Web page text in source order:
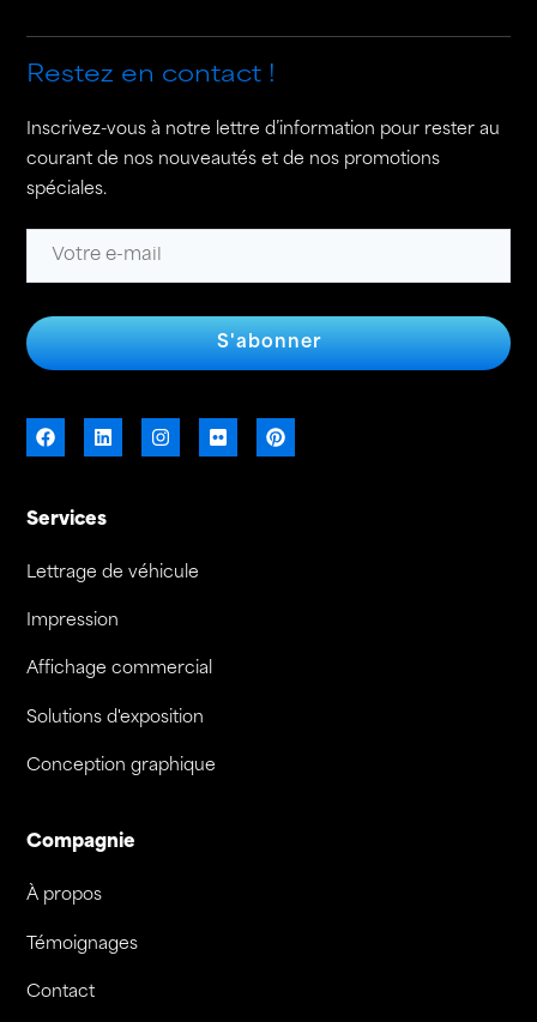
Restez en contact !
Inscrivez-vous à notre lettre d’information pour rester au
courant de nos nouveautés et de nos promotions
spéciales.
S'abonner
Services
Lettrage de véhicule
Impression
Affichage commercial
Solutions d'exposition
Conception graphique
Compagnie
À propos
Témoignages
Contact